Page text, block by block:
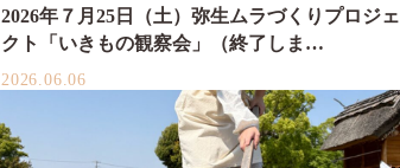
2026年７月25日（土）弥生ムラづくりプロジェ
クト「いきもの観察会」（終了しま…
2026.06.06